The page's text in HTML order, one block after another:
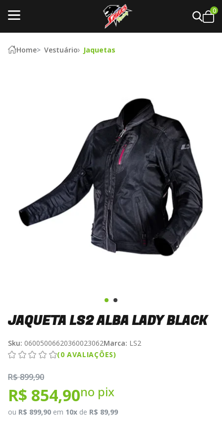
0
Home Vestuário Jaquetas
JAQUETA LS2 ALBA LADY BLACK
Sku: 06005006620360023062Marca: LS2
(0 AVALIAÇÕES)
R$ 899,90
R$ 854,90no pix
ou R$ 899,90 em 10x de R$ 89,99